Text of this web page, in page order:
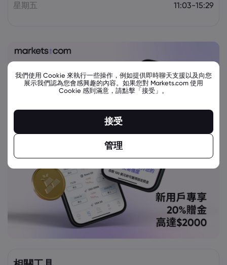
星期五 11:03-15:29
我們使用 Cookie 來執行一些操作，例如提供即時聊天支援以及向您
展示我們認為您會感興趣的內容。如果您對 Markets.com 使用
Cookie 感到滿意，請點擊「接受」。
接受
管理